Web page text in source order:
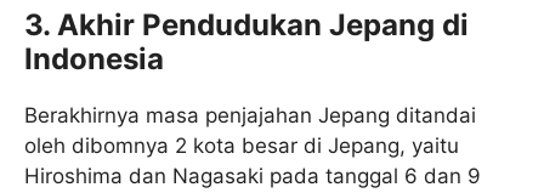
3. Akhir Pendudukan Jepang di
Indonesia
Berakhirnya masa penjajahan Jepang ditandai
oleh dibomnya 2 kota besar di Jepang, yaitu
Hiroshima dan Nagasaki pada tanggal 6 dan 9